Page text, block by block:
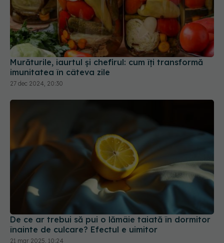
Murăturile, iaurtul și chefirul: cum îți transformă
imunitatea în câteva zile
27 dec 2024, 20:30
De ce ar trebui să pui o lămâie taiată în dormitor
înainte de culcare? Efectul e uimitor
21 mar 2025, 10:24